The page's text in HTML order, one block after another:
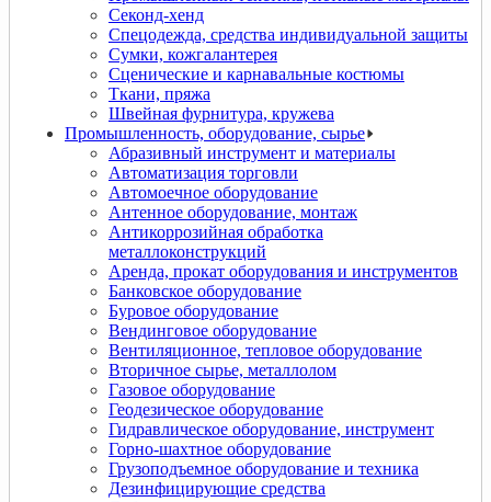
Секонд-хенд
Спецодежда, средства индивидуальной защиты
Сумки, кожгалантерея
Сценические и карнавальные костюмы
Ткани, пряжа
Швейная фурнитура, кружева
Промышленность, оборудование, сырье
Абразивный инструмент и материалы
Автоматизация торговли
Автомоечное оборудование
Антенное оборудование, монтаж
Антикоррозийная обработка
металлоконструкций
Аренда, прокат оборудования и инструментов
Банковское оборудование
Буровое оборудование
Вендинговое оборудование
Вентиляционное, тепловое оборудование
Вторичное сырье, металлолом
Газовое оборудование
Геодезическое оборудование
Гидравлическое оборудование, инструмент
Горно-шахтное оборудование
Грузоподъемное оборудование и техника
Дезинфицирующие средства